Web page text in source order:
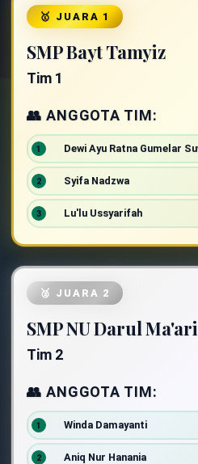
🥇 JUARA 1
SMP Bayt Tamyiz
Tim 1
👥 ANGGOTA TIM:
Dewi Ayu Ratna Gumelar
Syifa Nadzwa
Lu'lu Ussyarifah
🥈 JUARA 2
SMP NU Darul
Tim 2
👥 ANGGOTA TIM:
Winda Damayanti
Aniq Nur Hanania